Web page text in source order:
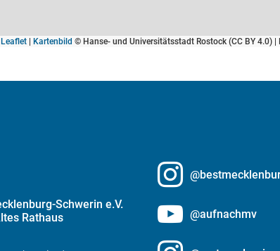
Leaflet | Kartenbild © Hanse- und Universitätsstadt Rostock (CC BY 4.0)
Schwerin e.V.
Rathaus
@aufnachmv